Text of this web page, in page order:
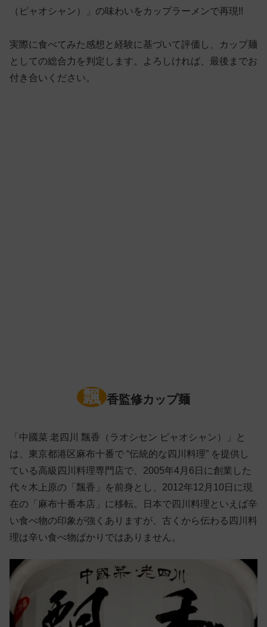
（ピャオシャン）」の味わいをカップラーメンで再現!!
実際に食べてみた感想と経験に基づいて評価し、カップ麺
としての総合力を判定します。よろしければ、最後までお
付き合いください。
飄 香監修カップ麺
「中國菜 老四川 飄香（ラオシセン ピャオシャン）」と
は、東京都港区麻布十番で “伝統的な四川料理” を提供し
ている高級四川料理専門店で、2005年4月6日に創業した
代々木上原の「飄香」を前身とし、2012年12月10日に現
在の「麻布十番本店」に移転。日本で四川料理といえば辛
い食べ物の印象が強くありますが、古くから伝わる四川料
理は辛い食べ物ばかりではありません。